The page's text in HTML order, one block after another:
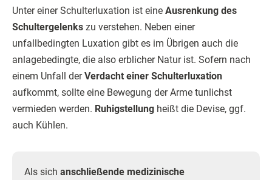
Unter einer Schulterluxation ist eine Ausrenkung des
Schultergelenks zu verstehen. Neben einer
unfallbedingten Luxation gibt es im Übrigen auch die
anlagebedingte, die also erblicher Natur ist. Sofern nach
einem Unfall derVerdacht einer Schulterluxation
aufkommt, sollte eine Bewegung der Arme tunlichst
vermieden werden. Ruhigstellung heißt die Devise, ggf.
auch Kühlen.
Als sich anschließende medizinische